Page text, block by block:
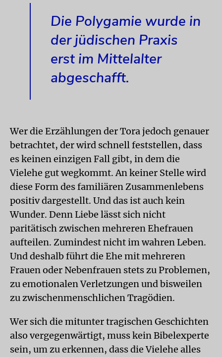
Die Polygamie wurde in
der jüdischen Praxis
erst im Mittelalter
abgeschafft.
Wer die Erzählungen der Tora jedoch genauer
betrachtet, der wird schnell feststellen, dass
es keinen einzigen Fall gibt, in dem die
Vielehe gut wegkommt. An keiner Stelle wird
diese Form des familiären Zusammenlebens
positiv dargestellt. Und das ist auch kein
Wunder. Denn Liebe lässt sich nicht
paritätisch zwischen mehreren Ehefrauen
aufteilen. Zumindest nicht im wahren Leben.
Und deshalb führt die Ehe mit mehreren
Frauen oder Nebenfrauen stets zu Problemen,
zu emotionalen Verletzungen und bisweilen
zu zwischenmenschlichen Tragödien.
Wer sich die mitunter tragischen Geschichten
also vergegenwärtigt, muss kein Bibelexperte
sein, um zu erkennen, dass die Vielehe alles